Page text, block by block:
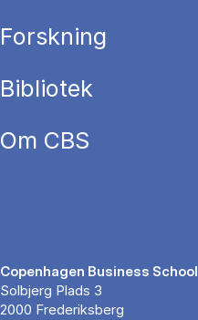
Forskning
Bibliotek
Om CBS
Copenhagen Business School
Solbjerg Plads 3
2000 Frederiksberg